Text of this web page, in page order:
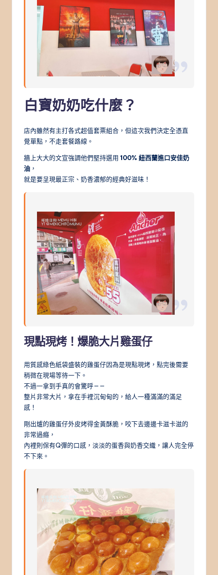
白寶奶奶吃什麼？
店內雖然有主打各式超值套票組合，但這次我們決定全憑直
覺單點，不走套餐路線。
牆上大大的文宣強調他們堅持選用 100% 紐西蘭進口安佳奶
油 ，
就是要呈現最正宗、奶香濃郁的經典好滋味！
現點現烤！爆脆大片雞蛋仔
用質感綠色紙袋盛裝的雞蛋仔因為是現點現烤，點完後需要
稍微在現場等待一下。
不過一拿到手真的會驚呼——
整片非常大片，拿在手裡沉甸甸的，給人一種滿滿的滿足
感！
剛出爐的雞蛋仔外皮烤得金黃酥脆，咬下去邊邊卡滋卡滋的
非常過癮，
內裡則保有Q彈的口感，淡淡的蛋香與奶香交織，讓人完全停
不下來。